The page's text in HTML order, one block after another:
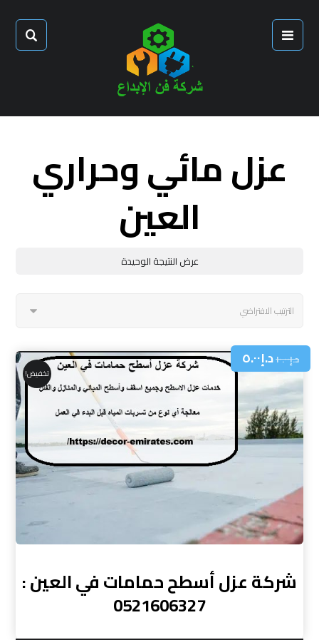
عزل مائي وحراري
العين
عرض النتيجة الوحيدة
شركة عزل أسطح حمامات في العين :
0521606327
د.إ١٠.٠٠د.إ٥.٠٠
تخفيض!